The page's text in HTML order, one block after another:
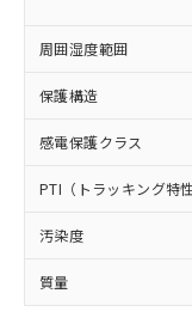
周囲湿度範囲
保護構造
感電保護クラス
PTI（トラッキング特性
汚染度
質量
ムロ
オム
在庫
事前
示し
マイ
ビス
メン
適用除外項目は
フタル酸エス
図的な使用が
部品在庫
月が前後
イソブチル) :
DEHP(フタル
※2 環境保
「ｅ」：
準値以下で
「10」：
質が外部
及ぼさな
「－」：
い合わせく
いよ
当社
ル、
武器
当社
場合
該第
販売
法に
り引